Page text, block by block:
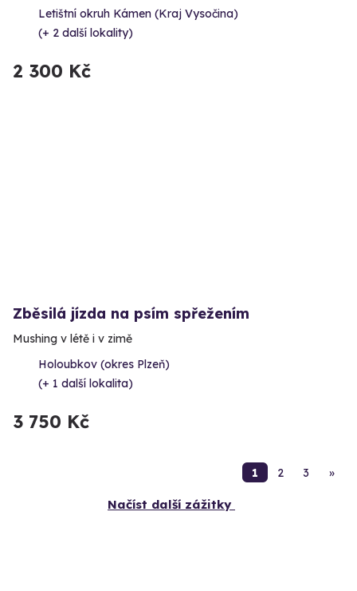
Letištní okruh Kámen (Kraj Vysočina)
(+ 2 další lokality)
2 300 Kč
Zběsilá jízda na psím spřežením
Mushing v létě i v zimě
Holoubkov (okres Plzeň)
(+ 1 další lokalita)
3 750 Kč
1 2 3 »
Načíst další zážitky